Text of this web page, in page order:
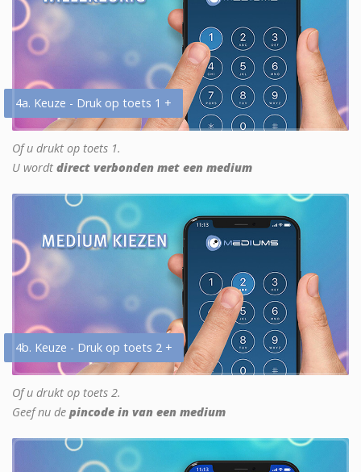
4a. Keuze - Druk op toets 1 +
Of u drukt op toets 1.
U wordt direct verbonden met een medium
4b. Keuze - Druk op toets 2 +
Of u drukt op toets 2.
Geef nu de pincode in van een medium